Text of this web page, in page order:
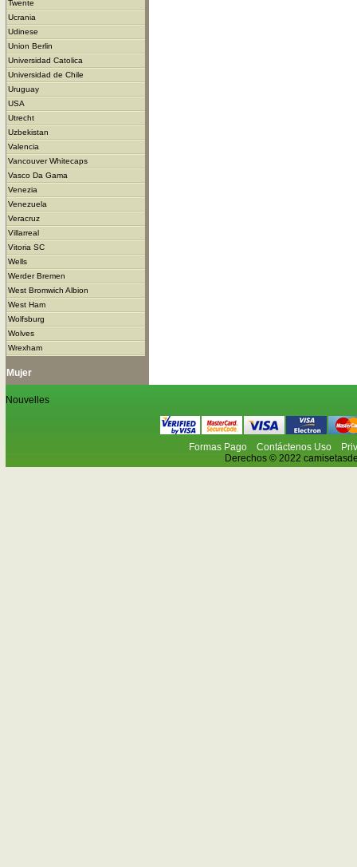
Twente
Ucrania
Udinese
Union Berlin
Universidad Catolica
Universidad de Chile
Uruguay
USA
Utrecht
Uzbekistan
Valencia
Vancouver Whitecaps
Vasco Da Gama
Venezia
Venezuela
Veracruz
Villarreal
Vitoria SC
Wells
Werder Bremen
West Bromwich Albion
West Ham
Wolfsburg
Wolves
Wrexham
Mujer
Nouvelles
Formas Pago Contáctenos Uso
Derechos © 2022